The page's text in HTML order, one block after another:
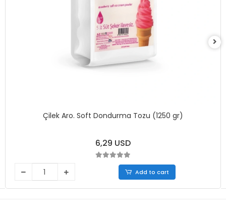
Çilek Aro. Soft Dondurma Tozu (1250 gr)
6,29 USD
Add to cart